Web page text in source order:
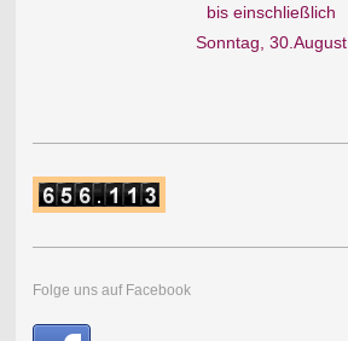
bis einschließlich
Sonntag, 30.August
Folge uns auf Facebook